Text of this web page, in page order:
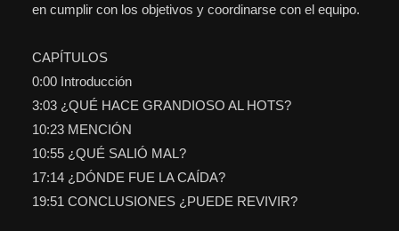
en cumplir con los objetivos y coordinarse con el equipo.
CAPÍTULOS
0:00 Introducción
3:03 ¿QUÉ HACE GRANDIOSO AL HOTS?
10:23 MENCIÓN
10:55 ¿QUÉ SALIÓ MAL?
17:14 ¿DÓNDE FUE LA CAÍDA?
19:51 CONCLUSIONES ¿PUEDE REVIVIR?